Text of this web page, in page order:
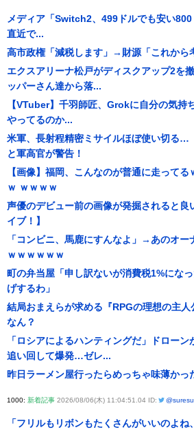
メディア「Switch2、499ドルでも安い
直近で...
高市政権「減税します」→財源「これから
エクスアリーナ松戸がディスクアップ2を
ッパーさん達から落...
【VTuber】千羽師匠、Grokに自分の気持
やってるのか...
米軍、長射程精密ミサイルほぼ使い切る…
と軍高官が警告！
【画像】福岡、こんなのが普通に走って
ｗ ｗｗｗｗ
声優のデビュー前の画像が発掘されると良
イブ！】
「コンビニ、馬鹿にすんなよ」→あのオー
ｗｗｗｗｗｗ
町の弁当屋「申し訳ないが消費税1%にな
げするわ」
結局おまえらが求める『RPGの理想の主
なん？
「ロシアによるハンティングだ」ドロー
追い回して爆発…ゼレ...
昨日ラーメン屋行ったらめっちゃ味薄かっ
1000: 新着記事 2026/08/06(木) 11:04:51.04 ID:
「フリルもリボンもたくさんがいいのよ